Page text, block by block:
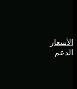
الأسعار
الدعم